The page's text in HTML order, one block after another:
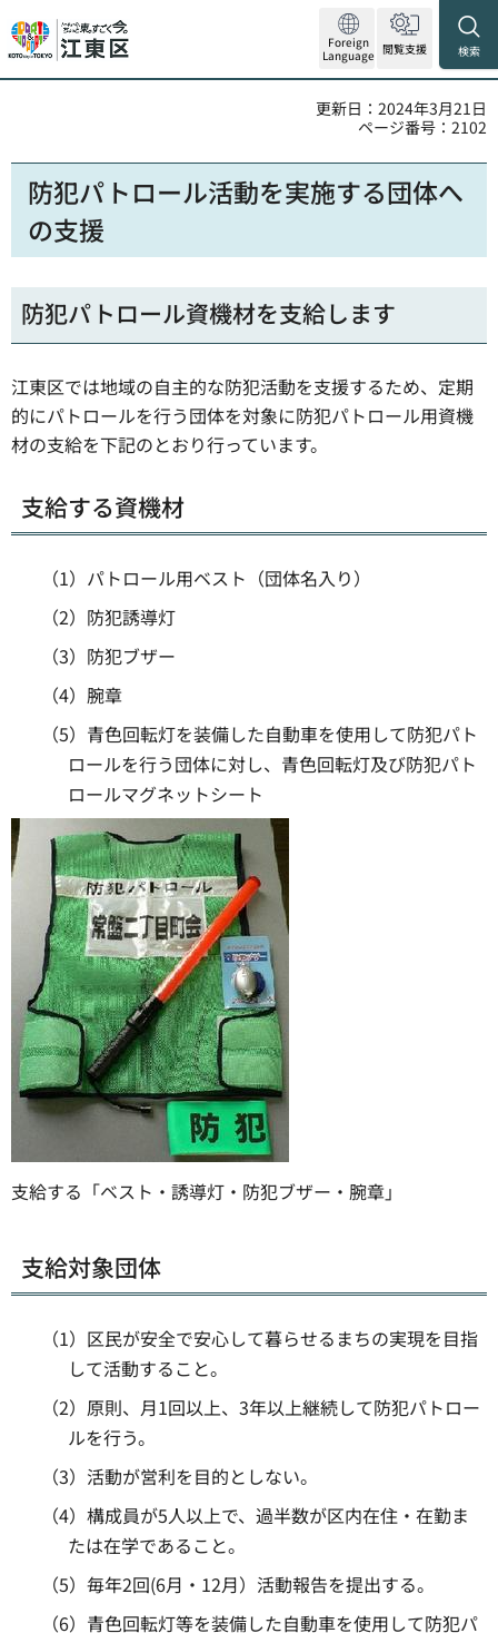
Foreign
Language 閲覧支援 検索
更新日：2024年3月21日
ページ番号：2102
防犯パトロール活動を実施する団体へ
の支援
防犯パトロール資機材を支給します
江東区では地域の自主的な防犯活動を支援するため、定期
的にパトロールを行う団体を対象に防犯パトロール用資機
材の支給を下記のとおり行っています。
支給する資機材
（1）パトロール用ベスト（団体名入り）
（2）防犯誘導灯
（3）防犯ブザー
（4）腕章
（5）青色回転灯を装備した自動車を使用して防犯パト
ロールを行う団体に対し、青色回転灯及び防犯パト
ロールマグネットシート
支給する「ベスト・誘導灯・防犯ブザー・腕章」
支給対象団体
（1）区民が安全で安心して暮らせるまちの実現を目指
して活動すること。
（2）原則、月1回以上、3年以上継続して防犯パトロー
ルを行う。
（3）活動が営利を目的としない。
（4）構成員が5人以上で、過半数が区内在住・在勤ま
たは在学であること。
（5）毎年2回(6月・12月）活動報告を提出する。
（6）青色回転灯等を装備した自動車を使用して防犯パ